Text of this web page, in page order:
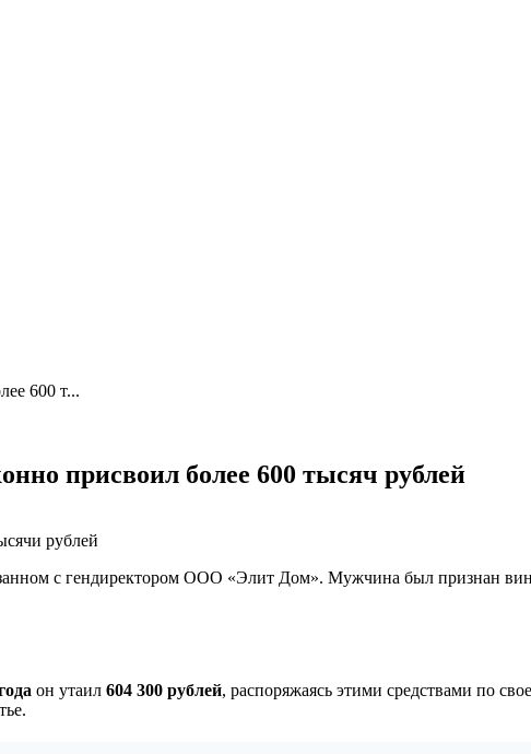
600 т...
присвоил более 600 тысяч рублей
с гендиректором ООО «Элит Дом». Мужчина был признан
он утаил 604 300 рублей, распоряжаясь этими средствами по